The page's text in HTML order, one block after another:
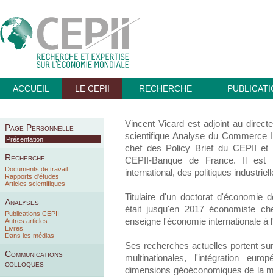
ACCUEIL LE CEPII RECHERCHE
Page Personnelle
Présentation
Recherche
Documents de travail
Rapports d'études
Articles scientifiques
Analyses
Publications CEPII
Autres articles
Livres
Dans les médias
Communications
colloques
Vincent Vicard est adjoint au
scientifique Analyse du Commerce
chef des Policy Brief du CEPII et
CEPII-Banque de France. Il est
international, des politiques
Titulaire d'un doctorat d'économie
était jusqu'en 2017 économiste
enseigne l'économie internationale
Ses recherches actuelles portent
multinationales, l'intégration
dimensions géoéconomiques de la